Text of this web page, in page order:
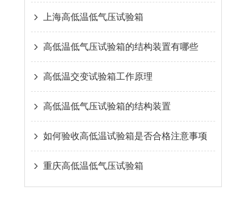
上海高低温低气压试验箱
高低温低气压试验箱的结构装置有哪些
高低温交变试验箱工作原理
高低温低气压试验箱的结构装置
如何验收高低温试验箱是否合格注意事项
重庆高低温低气压试验箱